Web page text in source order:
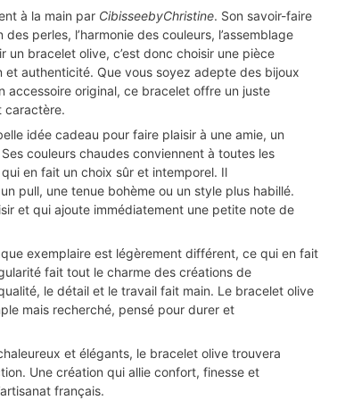
à la main par CibisseebyChristine. Son savoir-faire
perles, l’harmonie des couleurs, l’assemblage
un bracelet olive, c’est donc choisir une pièce
authenticité. Que vous soyez adepte des bijoux
accessoire original, ce bracelet offre un juste
caractère.
idée cadeau pour faire plaisir à une amie, un
couleurs chaudes conviennent à toutes les
en fait un choix sûr et intemporel. Il
pull, une tenue bohème ou un style plus habillé.
et qui ajoute immédiatement une petite note de
exemplaire est légèrement différent, ce qui en fait
fait tout le charme des créations de
le détail et le travail fait main. Le bracelet olive
mais recherché, pensé pour durer et
et élégants, le bracelet olive trouvera
Une création qui allie confort, finesse et
français.